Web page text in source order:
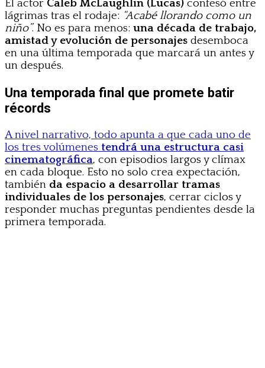
El actor Caleb McLaughlin (Lucas) confesó entre
lágrimas tras el rodaje: “Acabé llorando como un
niño”. No es para menos: una década de trabajo,
amistad y evolución de personajes desemboca
en una última temporada que marcará un antes y
un después.
Una temporada final que promete batir
récords
A nivel narrativo, todo apunta a que cada uno de
los tres volúmenes tendrá una estructura casi
cinematográfica, con episodios largos y clímax
en cada bloque. Esto no solo crea expectación,
también da espacio a desarrollar tramas
individuales de los personajes, cerrar ciclos y
responder muchas preguntas pendientes desde la
primera temporada.